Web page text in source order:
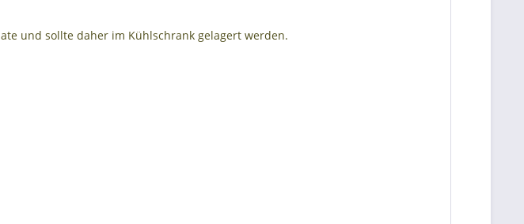
und sollte daher im Kühlschrank gelagert werden.